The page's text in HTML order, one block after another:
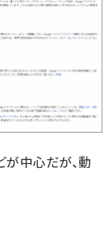
中心だが、動